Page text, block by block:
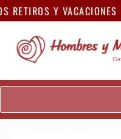
RETIROS Y VACACIONES